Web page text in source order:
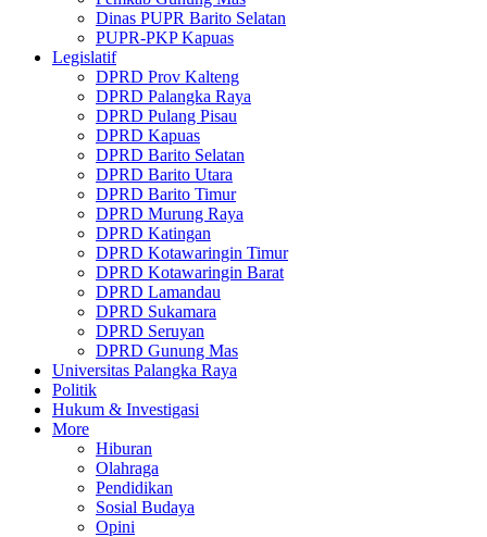
Dinas PUPR Barito Selatan
PUPR-PKP Kapuas
Legislatif
DPRD Prov Kalteng
DPRD Palangka Raya
DPRD Pulang Pisau
DPRD Kapuas
DPRD Barito Selatan
DPRD Barito Utara
DPRD Barito Timur
DPRD Murung Raya
DPRD Katingan
DPRD Kotawaringin Timur
DPRD Kotawaringin Barat
DPRD Lamandau
DPRD Sukamara
DPRD Seruyan
DPRD Gunung Mas
Universitas Palangka Raya
Politik
Hukum & Investigasi
More
Hiburan
Olahraga
Pendidikan
Sosial Budaya
Opini